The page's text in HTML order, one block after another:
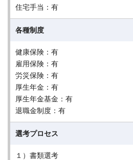
住宅手当：有
各種制度
健康保険：有
雇用保険：有
労災保険：有
厚生年金：有
厚生年金基金：有
退職金制度：有
選考プロセス
１）書類選考